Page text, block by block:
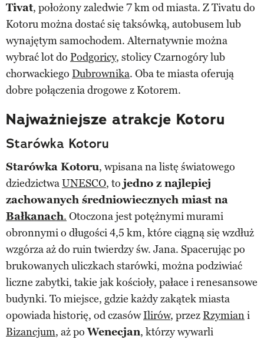
Tivat, położony zaledwie 7 km od miasta. Z Tivatu do
Kotoru można dostać się taksówką, autobusem lub
wynajętym samochodem. Alternatywnie można
wybrać lot do Podgoricy, stolicy Czarnogóry lub
chorwackiego Dubrownika. Oba te miasta oferują
dobre połączenia drogowe z Kotorem​.
Najważniejsze atrakcje Kotoru
Starówka Kotoru
Starówka Kotoru, wpisana na listę światowego
dziedzictwaUNESCO, to jedno z najlepiej
zachowanych średniowiecznych miast na
Bałkanach. Otoczona jest potężnymi murami
obronnymi o długości 4,5 km, które ciągną się wzdłuż
wzgórza aż do ruin twierdzy św. Jana. Spacerując po
brukowanych uliczkach starówki, można podziwiać
liczne zabytki, takie jak kościoły, pałace i renesansowe
budynki. To miejsce, gdzie każdy zakątek miasta
opowiada historię, od czasówIlirów, przez Rzymiani
Bizancjum, aż poWenecjan, którzy wywarli